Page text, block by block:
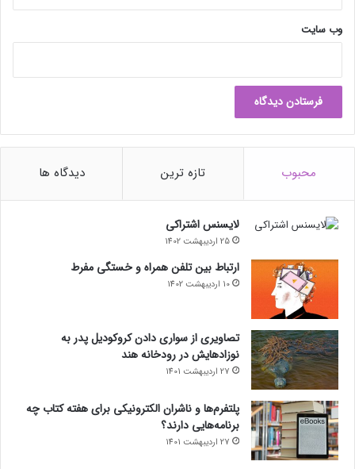
وب‌ سایت
محبوب تازه ترین دیدگاه ها
لایسنس اشتراکی
25 اردیبهشت 1402
ارتباط بین تلفن همراه و خستگی مفرط
10 اردیبهشت 1402
تصاویری از سواری دادن کروکودیل پدر به
نوزادهایش در رودخانه هند
27 اردیبهشت 1401
پلتفرم‌ها و ناشران الکترونیکی برای هفته کتاب چه
برنامه‌هایی دارند؟
27 اردیبهشت 1401